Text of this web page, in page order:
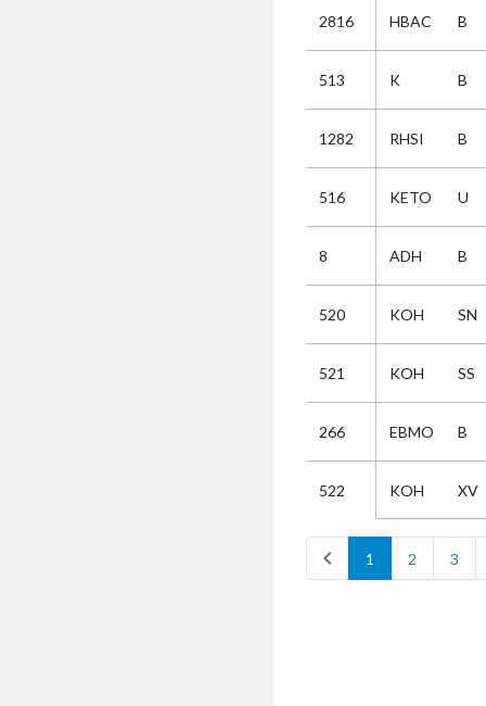
2816 HBAC B
513 K B
1282 RHSI B
516 KETO U
8 ADH B
520 KOH SN
521 KOH SS
266 EBMO B
522 KOH XV
chevron_left 1 2 3